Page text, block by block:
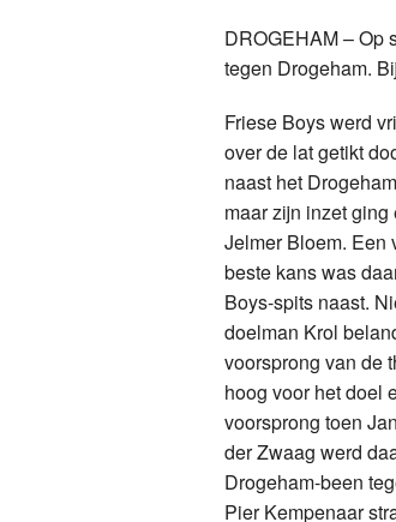
DROGEHAM – Op
tegen Drogeham.
Friese Boys werd
over de lat getikt
naast het
maar zijn inzet
Jelmer Bloem. Een
beste kans was
Boys-spits naast.
doelman Krol
voorsprong van de
hoog voor het doel
voorsprong toen
der Zwaag werd
Drogeham-been
Pier Kempenaar